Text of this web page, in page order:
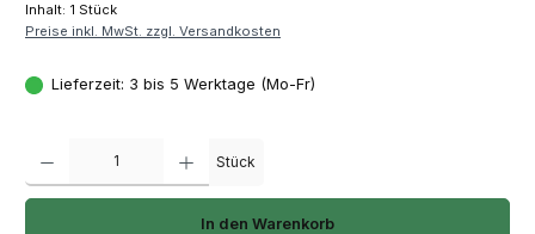
Inhalt: 1 Stück
Preise inkl. MwSt. zzgl. Versandkosten
Lieferzeit: 3 bis 5 Werktage (Mo-Fr)
Stück
In den Warenkorb